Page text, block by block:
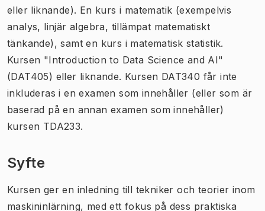
eller liknande). En kurs i matematik (exempelvis
analys, linjär algebra, tillämpat matematiskt
tänkande), samt en kurs i matematisk statistik.
Kursen "Introduction to Data Science and AI"
(DAT405) eller liknande. Kursen DAT340 får inte
inkluderas i en examen som innehåller (eller som är
baserad på en annan examen som innehåller)
kursen TDA233.
Syfte
Kursen ger en inledning till tekniker och teorier inom
maskininlärning, med ett fokus på dess praktiska